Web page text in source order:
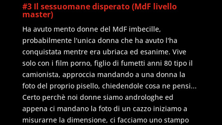
#3 Il sessuomane disperato (MdF livello
master)
Ha avuto mento donne del MdF imbecille,
probabilmente l'unica donna che ha avuto l'ha
conquistata mentre era ubriaca ed esanime. Vive
solo con i film porno, figlio di fumetti anni 80 tipo il
camionista, approccia mandando a una donna la
foto del proprio pisello, chiedendole cosa ne pensi...
Certo perchè noi donne siamo androloghe ed
appena ci mandano la foto di un cazzo iniziamo a
misurarne la dimensione, ci facciamo uno stampo